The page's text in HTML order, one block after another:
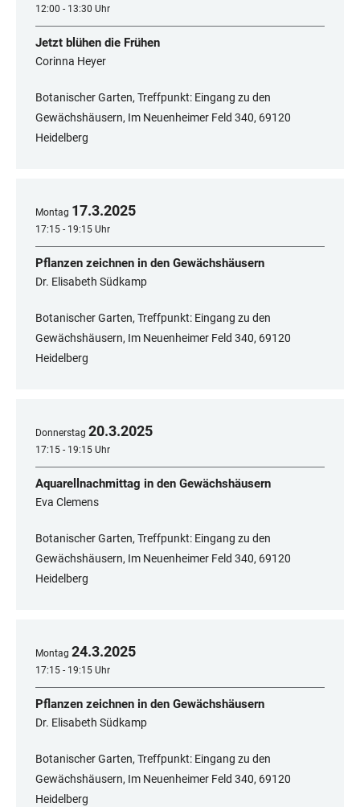
12:00 - 13:30 Uhr
Jetzt blühen die Frühen
Corinna Heyer
Botanischer Garten, Treffpunkt: Eingang zu den
Gewächshäusern, Im Neuenheimer Feld 340, 69120
Heidelberg
Montag 17.3.2025
17:15 - 19:15 Uhr
Pflanzen zeichnen in den Gewächshäusern
Dr. Elisabeth Südkamp
Botanischer Garten, Treffpunkt: Eingang zu den
Gewächshäusern, Im Neuenheimer Feld 340, 69120
Heidelberg
Donnerstag 20.3.2025
17:15 - 19:15 Uhr
Aquarellnachmittag in den Gewächshäusern
Eva Clemens
Botanischer Garten, Treffpunkt: Eingang zu den
Gewächshäusern, Im Neuenheimer Feld 340, ​​​​​​​69120
Heidelberg
Montag 24.3.2025
17:15 - 19:15 Uhr
Pflanzen zeichnen in den Gewächshäusern
Dr. Elisabeth Südkamp
Botanischer Garten, Treffpunkt: Eingang zu den
Gewächshäusern, Im Neuenheimer Feld 340, 69120
Heidelberg